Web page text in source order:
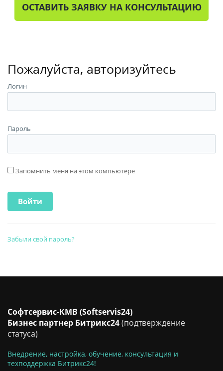
ОСТАВИТЬ ЗАЯВКУ НА КОНСУЛЬТАЦИЮ
Пожалуйста, авторизуйтесь
Логин
Пароль
Запомнить меня на этом компьютере
Забыли свой пароль?
Софтсервис-КМВ (Softservis24)
Бизнес партнер Битрикс24(подтверждение
статуса)
Внедрение, настройка, обучение, консультация и
техподдержка Битрикс24!